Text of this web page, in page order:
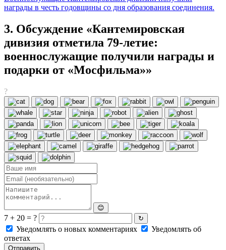
награды в честь годовщины со дня образования соединения.
3. Обсуждение «Кантемировская
дивизия отметила 79-летие:
военнослужащие получили награды и
подарки от «Мосфильма»»
?
😊
7 + 20 = ? ↻
Уведомлять о новых комментариях
Уведомлять об
ответах
Отправить